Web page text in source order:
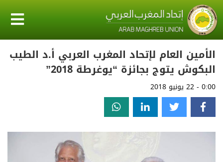
الأمين العام لإتحاد المغرب العربي أ.د الطيب
البكوش يتوج بجائزة “يوغرطة 2018”
0:00 - 22 يونيو 2018